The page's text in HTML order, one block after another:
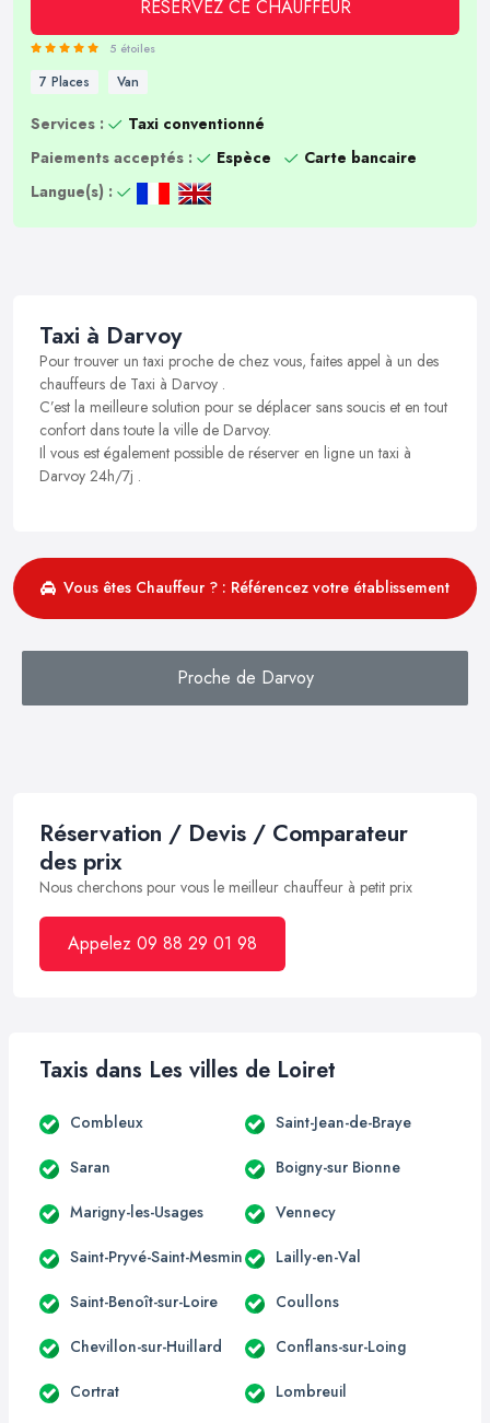
RÉSERVEZ CE CHAUFFEUR
5 étoiles
7 Places Van
Services :
Taxi conventionné
Paiements acceptés :
Espèce
Carte bancaire
Langue(s) :
Taxi à Darvoy
Pour trouver un taxi proche de chez vous, faites appel à un des
chauffeurs de Taxi à Darvoy .
C’est la meilleure solution pour se déplacer sans soucis et en tout
confort dans toute la ville de Darvoy.
Il vous est également possible de réserver en ligne un taxi à
Darvoy 24h/7j .
Vous êtes Chauffeur ? : Référencez votre établissement
Proche de Darvoy
Réservation / Devis / Comparateur
des prix
Nous cherchons pour vous le meilleur chauffeur à petit prix
Appelez 09 88 29 01 98
Taxis dans Les villes de Loiret
Combleux Saint-Jean-de-Braye
Saran Boigny-sur Bionne
Marigny-les-Usages Vennecy
Saint-Pryvé-Saint-Mesmin Lailly-en-Val
Saint-Benoît-sur-Loire Coullons
Chevillon-sur-Huillard Conflans-sur-Loing
Cortrat Lombreuil